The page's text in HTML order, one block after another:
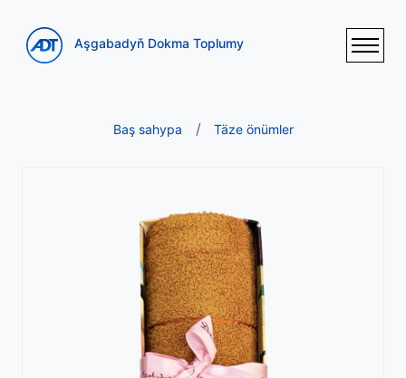
Aşgabadyň Dokma Toplumy
Baş sahypa Täze önümler